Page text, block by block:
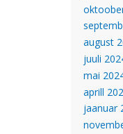
august
juuli
mai
aprill
jaanuar